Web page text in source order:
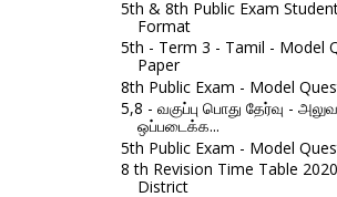
5th & 8th Public Exam
Format
5th - Term 3 - Tamil - Model
Paper
8th Public Exam - Model
5,8 - வகுப்பு பொது தேர்வு -
ஒப்படைக்க...
5th Public Exam - Model
8 th Revision Time Table
District